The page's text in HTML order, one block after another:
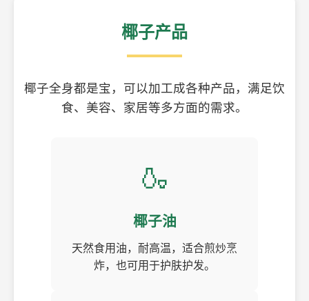
椰子产品
椰子全身都是宝，可以加工成各种产品，满足饮
食、美容、家居等多方面的需求。
🍶
椰子油
天然食用油，耐高温，适合煎炒烹
炸，也可用于护肤护发。